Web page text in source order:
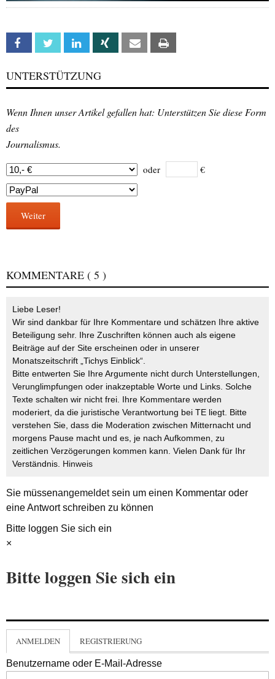
Facebook Twitter Linkedin Xing Email
UNTERSTÜTZUNG
Wenn Ihnen unser Artikel gefallen hat: Unterstützen Sie diese Form
des
Journalismus.
oder €
Weiter
KOMMENTARE ( 5 )
Liebe Leser!
Wir sind dankbar für Ihre Kommentare und schätzen Ihre aktive
Beteiligung sehr. Ihre Zuschriften können auch als eigene
Beiträge auf der Site erscheinen oder in unserer
Monatszeitschrift „Tichys Einblick“.
Bitte entwerten Sie Ihre Argumente nicht durch Unterstellungen,
Verunglimpfungen oder inakzeptable Worte und Links. Solche
Texte schalten wir nicht frei. Ihre Kommentare werden
moderiert, da die juristische Verantwortung bei TE liegt. Bitte
verstehen Sie, dass die Moderation zwischen Mitternacht und
morgens Pause macht und es, je nach Aufkommen, zu
zeitlichen Verzögerungen kommen kann. Vielen Dank für Ihr
Verständnis. Hinweis
Sie müssenangemeldetsein um einen Kommentar oder
eine Antwort schreiben zu können
Bitte loggen Sie sich ein
×
Bitte loggen Sie sich ein
ANMELDEN REGISTRIERUNG
Benutzername oder E-Mail-Adresse